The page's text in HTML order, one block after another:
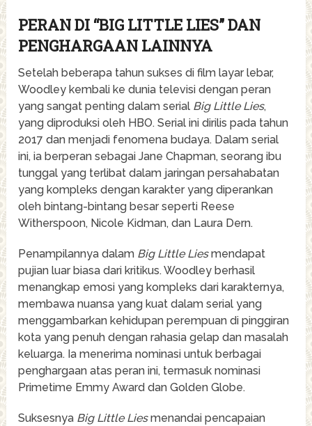
PERAN DI “BIG LITTLE LIES” DAN
PENGHARGAAN LAINNYA
Setelah beberapa tahun sukses di film layar lebar,
Woodley kembali ke dunia televisi dengan peran
yang sangat penting dalam serial Big Little Lies,
yang diproduksi oleh HBO. Serial ini dirilis pada tahun
2017 dan menjadi fenomena budaya. Dalam serial
ini, ia berperan sebagai Jane Chapman, seorang ibu
tunggal yang terlibat dalam jaringan persahabatan
yang kompleks dengan karakter yang diperankan
oleh bintang-bintang besar seperti Reese
Witherspoon, Nicole Kidman, dan Laura Dern.
Penampilannya dalam Big Little Liesmendapat
pujian luar biasa dari kritikus. Woodley berhasil
menangkap emosi yang kompleks dari karakternya,
membawa nuansa yang kuat dalam serial yang
menggambarkan kehidupan perempuan di pinggiran
kota yang penuh dengan rahasia gelap dan masalah
keluarga. Ia menerima nominasi untuk berbagai
penghargaan atas peran ini, termasuk nominasi
Primetime Emmy Award dan Golden Globe.
Suksesnya Big Little Liesmenandai pencapaian